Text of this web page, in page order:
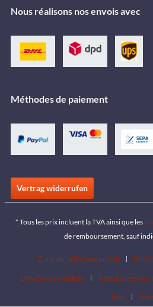
Nous réalisons nos envois avec
Méthodes de paiement
Vertrag widerrufen
* Tous les prix incluent la TVA ainsi que les
de remboursement, sauf
Zone de téléchargement
Devenir revendeur
Télécharger les
Jobs